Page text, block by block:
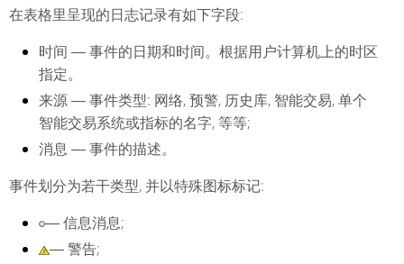
在表格里呈现的日志记录有如下字段:
时间 ― 事件的日期和时间。根据用户计算机上的时区
指定。
来源― 事件类型: 网络, 预警, 历史库, 智能交易, 单个
智能交易系统或指标的名字, 等等;
消息 ― 事件的描述。
事件划分为若干类型, 并以特殊图标标记:
― 信息消息;
― 警告;